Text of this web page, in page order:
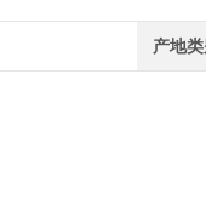
产地